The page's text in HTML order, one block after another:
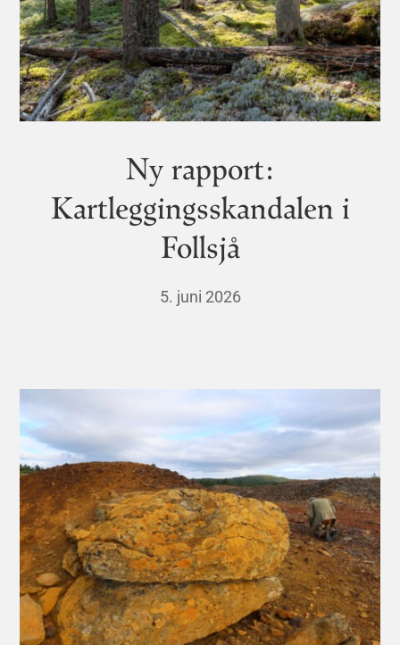
Ny rapport:
Kartleggingsskandalen i
Follsjå
5. juni 2026